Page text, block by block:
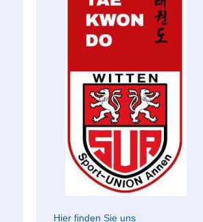
Hier finden Sie uns